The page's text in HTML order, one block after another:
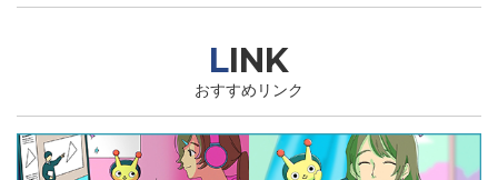
LINK
おすすめリンク